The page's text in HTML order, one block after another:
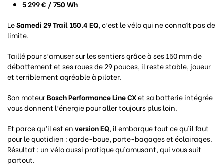
5 299 € / 750 Wh
LeSamedi 29 Trail 150.4 EQ, c’est le vélo qui ne connaît pas de
limite.
Taillé pour s’amuser sur les sentiers grâce à ses 150 mm de
débattement et ses roues de 29 pouces, il reste stable, joueur
et terriblement agréable à piloter.
Son moteurBosch Performance Line CXet sa batterie intégrée
vous donnent l’énergie pour aller toujours plus loin.
Et parce qu’il est enversion EQ, il embarque tout ce qu’il faut
pour le quotidien : garde-boue, porte-bagages et éclairages.
Résultat : un vélo aussi pratique qu’amusant, qui vous suit
partout.